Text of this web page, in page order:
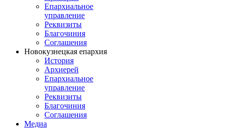
Епархиальное
управление
Реквизиты
Благочиния
Соглашения
Новокузнецкая епархия
История
Архиерей
Епархиальное
управление
Реквизиты
Благочиния
Соглашения
Медиа